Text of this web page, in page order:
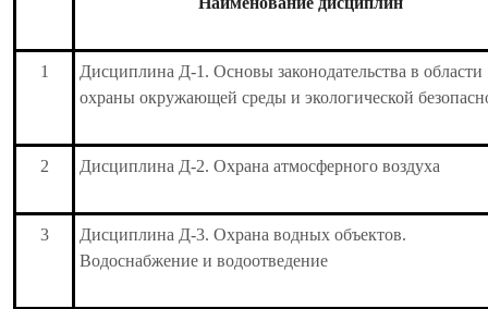
1
Дисциплина Д-1. Основы законодательства в области
охраны окружающей среды и экологической
2 Дисциплина Д-2. Охрана атмосферного воздуха
3
Дисциплина Д-3. Охрана водных объектов.
Водоснабжение и водоотведение